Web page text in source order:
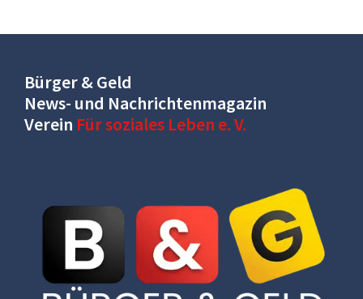
Bürger & Geld
News- und Nachrichtenmagazin
Verein Für soziales Leben e. V.